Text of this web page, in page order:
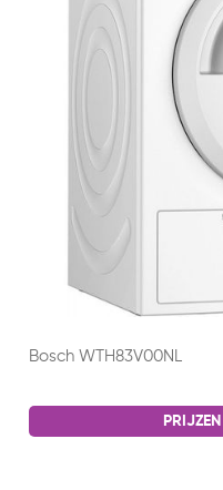
Bosch WTH83V00NL